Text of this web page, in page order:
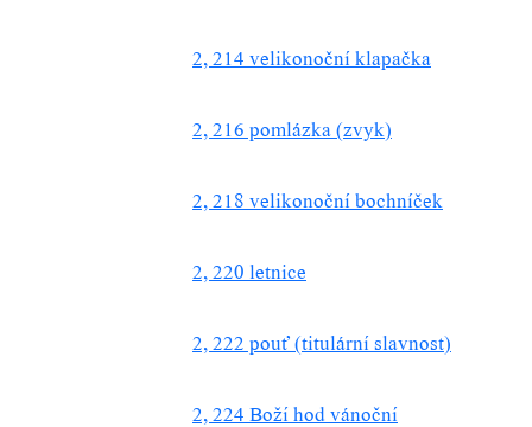
2, 214 velikonoční klapačka
2, 216 pomlázka (zvyk)
2, 218 velikonoční bochníček
2, 220 letnice
2, 222 pouť (titulární slavnost)
2, 224 Boží hod vánoční